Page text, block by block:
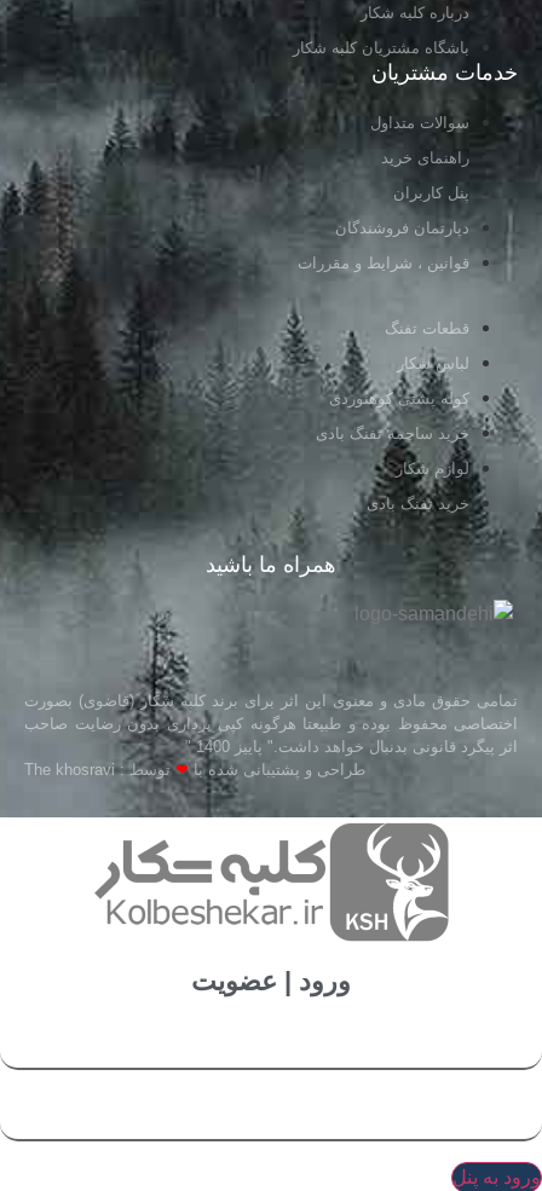
درباره کلبه شکار
باشگاه مشتریان کلبه شکار
خدمات مشتریان
سوالات متداول
راهنمای خرید
پنل کاربران
دپارتمان فروشندگان
قوانین ، شرایط و مقررات
قطعات تفنگ
لباس شکار
کوله پشتی کوهنوردی
خرید ساچمه تفنگ بادی
لوازم شکار
خرید تفنگ بادی
همراه ما باشید
تمامی حقوق مادی و معنوی این اثر برای برند کلبه شکار (قاضوی) بصورت
اختصاصی محفوظ بوده و طبیعتا هرگونه کپی برداری بدون رضایت صاحب
اثر پیگرد قانونی بدنبال خواهد داشت." پاییز 1400 "
طراحی و پشتیبانی شده با❤توسط : The khosravi
ورود | عضویت
ورود به پنل